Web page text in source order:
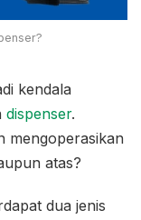
kendala
dispenser.
mengoperasikan
atas?
dua jenis